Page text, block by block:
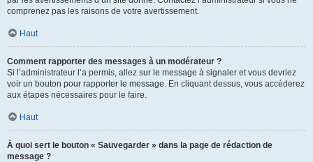
comprenez pas les raisons de votre avertissement.
Haut
Comment rapporter des messages à un modérateur ?
Si l’administrateur l’a permis, allez sur le message à signaler et vous devriez
voir un bouton pour rapporter le message. En cliquant dessus, vous accéderez
aux étapes nécessaires pour le faire.
Haut
À quoi sert le bouton « Sauvegarder » dans la page de rédaction de
message ?